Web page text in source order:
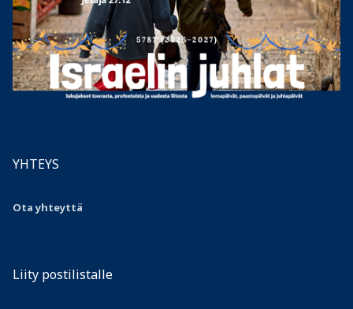
YHTEYS
Ota yhteyttä
Liity postilistalle